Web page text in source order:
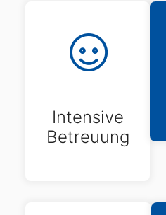
Intensive
Betreuung